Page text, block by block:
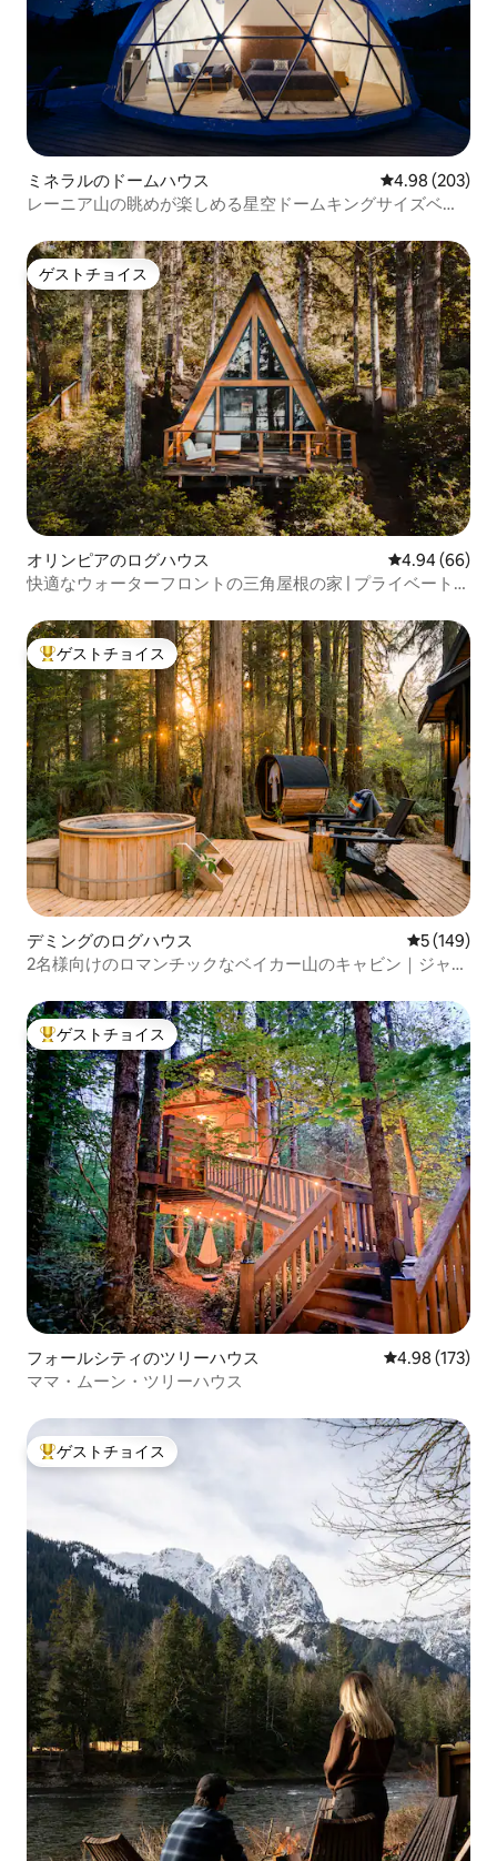
ミネラルのドームハウス レビュー203
4.98 (203)
レーニア山の眺めが楽しめる星空ドームキングサイズベッ
ゲストチョイス
ゲストチョイス
オリンピアのログハウス レビュー66件
4.94 (66)
快適なウォーターフロントの三角屋根の家 | プライベートビ
大好評のゲストチョイスです。
ゲストチョイス
デミングのログハウス レビュー
5 (149)
2名様向けのロマンチックなベイカー山のキャビン｜ジャグ
大好評のゲストチョイスです。
ゲストチョイス
フォールシティのツリーハウス レビュー173
4.98 (173)
ママ・ムーン・ツリーハウス
大好評のゲストチョイスです。
ゲストチョイス